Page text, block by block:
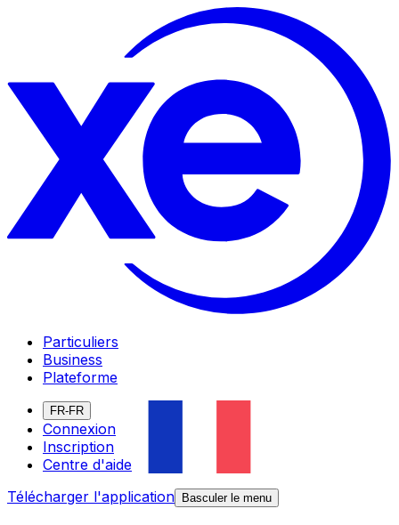
Particuliers
Business
Plateforme
FR-FR
Connexion
Inscription
Centre d'aide
Télécharger l'application
Basculer le menu